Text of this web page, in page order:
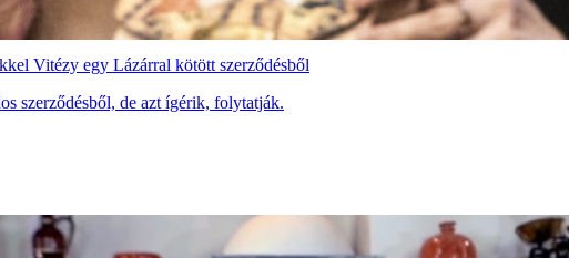
Vitézy egy Lázárral kötött szerződésből
szerződésből, de azt ígérik, folytatják.